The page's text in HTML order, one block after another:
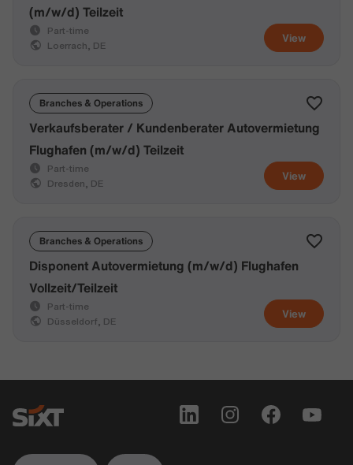
View
(m/w/d) Teilzeit
Part-time
Loerrach, DE
Branches & Operations
View
Verkaufsberater / Kundenberater Autovermietung
Flughafen (m/w/d) Teilzeit
Part-time
Dresden, DE
Branches & Operations
View
Disponent Autovermietung (m/w/d) Flughafen
Vollzeit/Teilzeit
Part-time
Düsseldorf, DE